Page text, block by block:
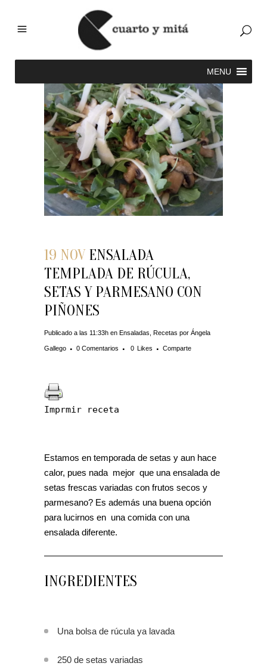
19 NOVENSALADA
TEMPLADA DE RÚCULA,
SETAS Y PARMESANO CON
PIÑONES
Publicado a las 11:33h en Ensaladas, Recetas por Ángela
Gallego 0 Comentarios 0 Likes Comparte
Imprmir receta
Estamos en temporada de setas y aun hace
calor, pues nada mejor que una ensalada de
setas frescas variadas con frutos secos y
parmesano? Es además una buena opción
para lucirnos en una comida con una
ensalada diferente.
INGREDIENTES
Una bolsa de rúcula ya lavada
250 de setas variadas